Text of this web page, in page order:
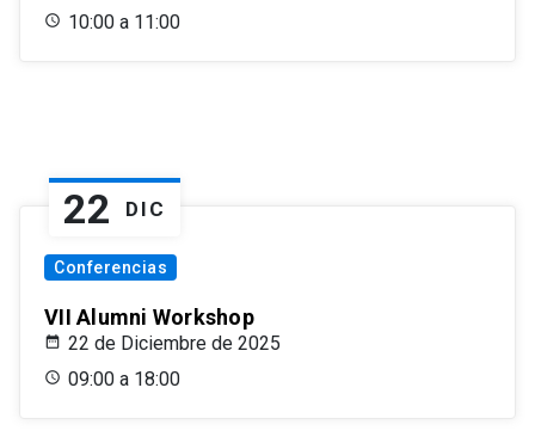
10:00 a 11:00
22 DIC
Conferencias
VII Alumni Workshop
22 de Diciembre de 2025
09:00 a 18:00